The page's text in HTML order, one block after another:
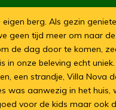
berg. Als gezin
geen tijd meer om naar
de dag door te komen,
onze beleving echt
een strandje, Villa Nova
was aanwezig in het huis,
voor de kids maar ook